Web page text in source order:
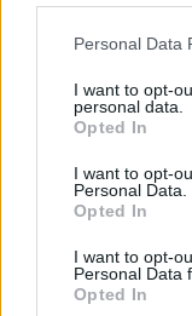
Personal Data
I want to opt-
personal data.
Opted In
I want to opt-
Personal Data.
Opted In
I want to opt-
Personal Data
Opted In